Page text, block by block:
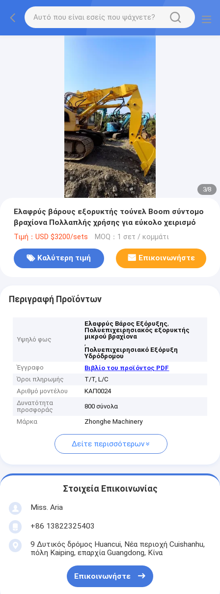
3/8
Ελαφρύς βάρους εξορυκτής τούνελ Boom σύντομο
βραχίονα Πολλαπλής χρήσης για εύκολο χειρισμό
Τιμή：USD $3200/sets MOQ：1 σετ / κομμάτι
Καλύτερη τιμή Επικοινωνήστε
Περιγραφή Προϊόντων
Υψηλό φως
Ελαφρύς Βάρος Εξόρυξης,
Πολυεπιχειρησιακός εξορυκτής
μικρού βραχίονα
,
Πολυεπιχειρησιακό Εξόρυξη
Υδρόδρομου
Έγγραφο
Βιβλίο του προϊόντος PDF
Όροι πληρωμής
T/T, L/C
Αριθμό μοντέλου
ΚΑΠ0024
Δυνατότητα
προσφοράς
800 σύνολα
Μάρκα Zhonghe Machinery
Δείτε περισσότερων
Στοιχεία Επικοινωνίας
Miss. Aria
+86 13822325403
9 Δυτικός δρόμος Huancui, Νέα περιοχή Cuishanhu,
πόλη Kaiping, επαρχία Guangdong, Κίνα
Επικοινωνήστε